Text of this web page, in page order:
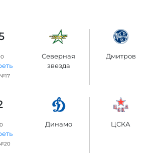
Северная
звезда
Дмитров
Динамо ЦСКА